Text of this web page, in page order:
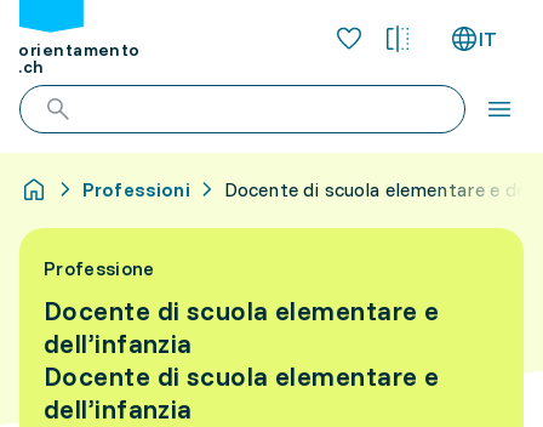
orientamento
.ch
IT
Professioni Docente di scuola elementare e
Professione
Docente di scuola elementare e
dell’infanzia
Docente di scuola elementare e
dell’infanzia